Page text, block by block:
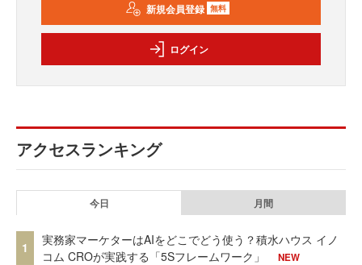
新規会員登録 無料
ログイン
アクセスランキング
今日 月間
1
実務家マーケターはAIをどこでどう使う？積水ハウス イノ
コム CROが実践する「5Sフレームワーク」
NEW